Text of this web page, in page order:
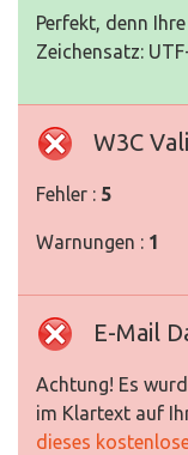
Perfekt, denn
Zeichensatz:
W3C
Fehler : 5
Warnungen : 1
E-Mail
Achtung! Es
im Klartext auf
dieses